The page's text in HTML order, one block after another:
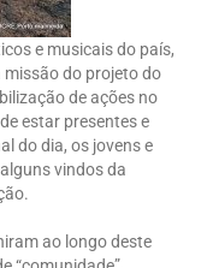
e musicais do país,
missão do projeto do
de ações no
estar presentes e
do dia, os jovens e
vindos da
ao longo deste